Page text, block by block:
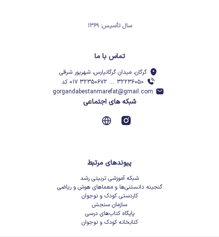
سال تأسیس: ۱۳۶۹
تماس با ما
گرگان، میدان گرگانپارس، شهریور شرقی
۳۲۲۳۶۰۵۰ ... ۳۲۳۵۰۶۷۲ ۰۱۷ کد
gorgandabestanmarefat@gmail.com
شبکه های اجتماعی
پیوندهای مرتبط
شبکه آموزشی تربیتی رشد
گنجینه دانستنی‌ها و معماهای هوش و ریاضی
کاردستی کودک و نوجوان
سازمان سنجش
پایگاه کتاب‌های درسی
کتابخانه کودک و نوجوان